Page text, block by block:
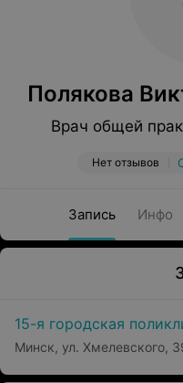
Полякова
Врач общей
Нет отзывов
Запись Инфо
15-я городская
Минск, ул. Хмелевского,